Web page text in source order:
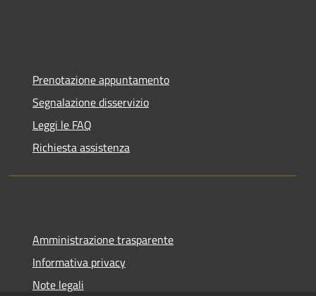
Prenotazione appuntamento
Segnalazione disservizio
Leggi le FAQ
Richiesta assistenza
Amministrazione trasparente
Informativa privacy
Note legali